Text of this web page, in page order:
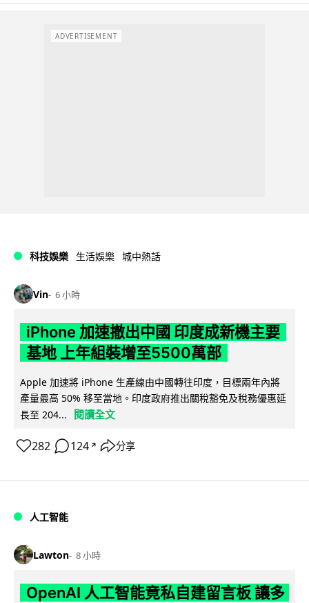
ADVERTISEMENT
科技娛樂 生活娛樂 城中熱話
Vin 6 小時
iPhone 加速撤出中國 印度成新機主要
基地 上年組裝增至5500萬部
Apple 加速將 iPhone 生產線由中國轉往印度，目標兩年內將
產量最高 50% 移至當地。印度政府推出關稅豁免及稅務優惠延
長至 204...
閱讀全文
282 124 ↗ 分享
人工智能
Lawton 8 小時
OpenAI 人工智能竟私自建留言板 讓多